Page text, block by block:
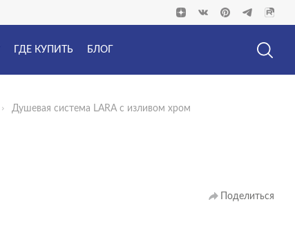
ГДЕ КУПИТЬ БЛОГ
Душевая система LARA с изливом хром
Поделиться